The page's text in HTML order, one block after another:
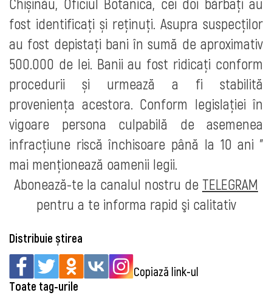
fost identificați și reținuți. Asupra suspecților
au fost depistați bani în sumă de aproximativ
500.000 de lei. Banii au fost ridicați conform
procedurii și urmează a fi stabilită
proveniența acestora. Conform legislației în
vigoare persona culpabilă de asemenea
infracțiune riscă închisoare până la 10 ani "
mai menţionează oamenii legii.
Abonează-te la canalul nostru de TELEGRAM
pentru a te informa rapid şi calitativ
Distribuie știrea
Copiază link-ul
Toate tag-urile